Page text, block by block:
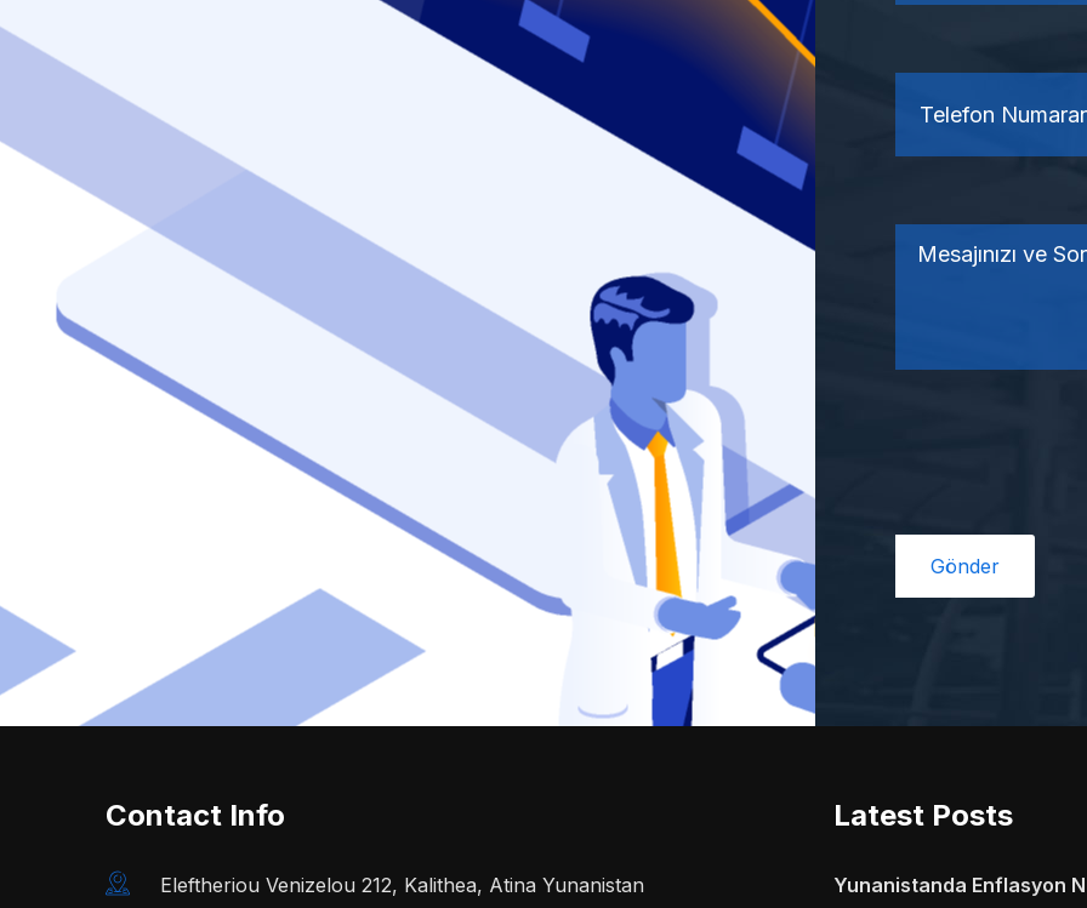
Contact Info
Eleftheriou Venizelou 212, Kalithea, Atina Yunanistan
Latest Posts
Yunanistanda Enflasyon